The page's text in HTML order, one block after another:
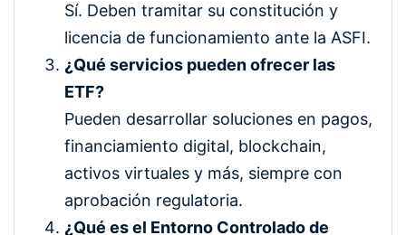
Sí. Deben tramitar su constitución y
licencia de funcionamiento ante la ASFI.
¿Qué servicios pueden ofrecer las
ETF?
Pueden desarrollar soluciones en pagos,
financiamiento digital, blockchain,
activos virtuales y más, siempre con
aprobación regulatoria.
¿Qué es el Entorno Controlado de